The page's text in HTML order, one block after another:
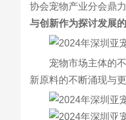
协会宠物产业分会鼎
与创新作为探讨发展
宠物市场主体的
新原料的不断涌现与